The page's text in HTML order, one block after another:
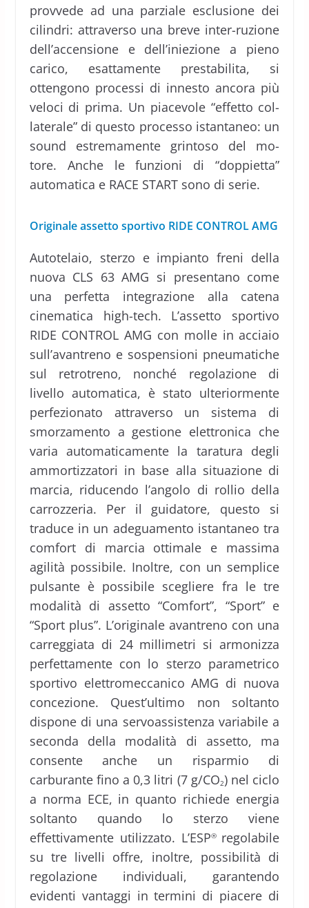
provvede ad una parziale esclusione dei
cilindri: attraverso una breve inter-ruzione
dell’accensione e dell’iniezione a pieno
carico, esattamente prestabilita, si
ottengono processi di innesto ancora più
veloci di prima. Un piacevole “effetto col-
laterale” di questo processo istantaneo: un
sound estremamente grintoso del mo-
tore. Anche le funzioni di “doppietta”
automatica e RACE START sono di serie.
Originale assetto sportivo RIDE CONTROL AMG
Autotelaio, sterzo e impianto freni della
nuova CLS 63 AMG si presentano come
una perfetta integrazione alla catena
cinematica high-tech. L’assetto sportivo
RIDE CONTROL AMG con molle in acciaio
sull’avantreno e sospensioni pneumatiche
sul retrotreno, nonché regolazione di
livello automatica, è stato ulteriormente
perfezionato attraverso un sistema di
smorzamento a gestione elettronica che
varia automaticamente la taratura degli
ammortizzatori in base alla situazione di
marcia, riducendo l’angolo di rollio della
carrozzeria. Per il guidatore, questo si
traduce in un adeguamento istantaneo tra
comfort di marcia ottimale e massima
agilità possibile. Inoltre, con un semplice
pulsante è possibile scegliere fra le tre
modalità di assetto “Comfort”, “Sport” e
“Sport plus”. L’originale avantreno con una
carreggiata di 24 millimetri si armonizza
perfettamente con lo sterzo parametrico
sportivo elettromeccanico AMG di nuova
concezione. Quest’ultimo non soltanto
dispone di una servoassistenza variabile a
seconda della modalità di assetto, ma
consente anche un risparmio di
carburante fino a 0,3 litri (7 g/CO2) nel ciclo
a norma ECE, in quanto richiede energia
soltanto quando lo sterzo viene
effettivamente utilizzato. L’ESP® regolabile
su tre livelli offre, inoltre, possibilità di
regolazione individuali, garantendo
evidenti vantaggi in termini di piacere di